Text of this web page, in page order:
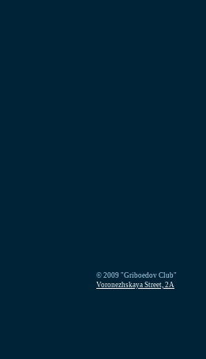
© 2009 "Griboedov Club"
Voronezhskaya Street, 2A